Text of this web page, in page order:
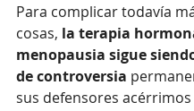
Para complicar todavía
cosas, la terapia
menopausia sigue
de controversia
sus defensores acérrimos